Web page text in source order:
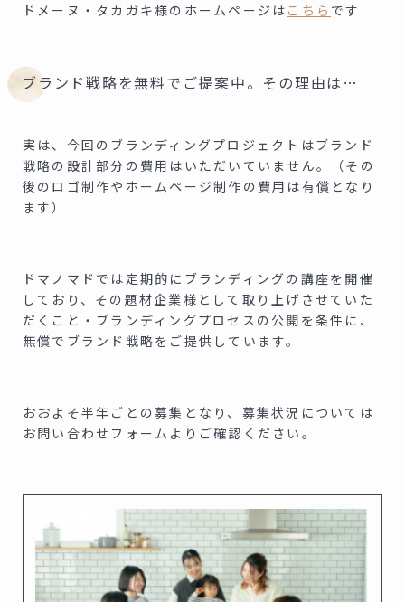
ドメーヌ・タカガキ様のホームページは こちら です
ブランド戦略を無料でご提案中。その理由は…
実は、今回のブランディングプロジェクトはブランド
戦略の設計部分の費用はいただいていません。（その
後のロゴ制作やホームページ制作の費用は有償となり
ます）
ドマノマドでは定期的にブランディングの講座を開催
しており、その題材企業様として取り上げさせていた
だくこと・ブランディングプロセスの公開を条件に、
無償でブランド戦略をご提供しています。
おおよそ半年ごとの募集となり、募集状況については
お問い合わせフォームよりご確認ください。